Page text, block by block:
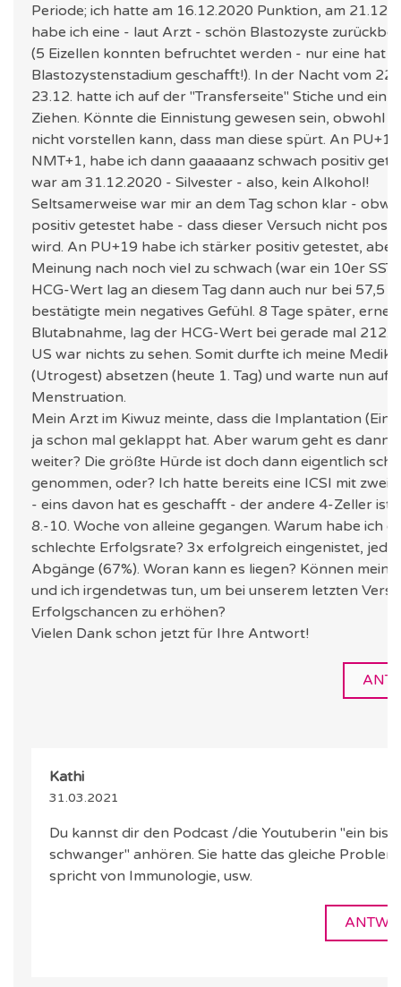
Periode; ich hatte am 16.12.2020 Punktion, am
habe ich eine - laut Arzt - schön Blastozyste
(5 Eizellen konnten befruchtet werden - nur eine hat
Blastozystenstadium geschafft!). In der Nacht vom 22.
23.12. hatte ich auf der "Transferseite" Stiche und ein
Ziehen. Könnte die Einnistung gewesen sein, obwohl
nicht vorstellen kann, dass man diese spürt. An
NMT+1, habe ich dann gaaaaanz schwach positiv
war am 31.12.2020 - Silvester - also, kein Alkohol!
Seltsamerweise war mir an dem Tag schon klar -
positiv getestet habe - dass dieser Versuch nicht
wird. An PU+19 habe ich stärker positiv getestet,
Meinung nach noch viel zu schwach (war ein 10er
HCG-Wert lag an diesem Tag dann auch nur bei 57,5 -
bestätigte mein negatives Gefühl. 8 Tage später,
Blutabnahme, lag der HCG-Wert bei gerade mal 212.
US war nichts zu sehen. Somit durfte ich meine
(Utrogest) absetzen (heute 1. Tag) und warte nun auf
Menstruation.
Mein Arzt im Kiwuz meinte, dass die Implantation
ja schon mal geklappt hat. Aber warum geht es dann
weiter? Die größte Hürde ist doch dann eigentlich
genommen, oder? Ich hatte bereits eine ICSI mit zwei
- eins davon hat es geschafft - der andere 4-Zeller ist
8.-10. Woche von alleine gegangen. Warum habe ich
schlechte Erfolgsrate? 3x erfolgreich eingenistet,
Abgänge (67%). Woran kann es liegen? Können mein
und ich irgendetwas tun, um bei unserem letzten
Erfolgschancen zu erhöhen?
Vielen Dank schon jetzt für Ihre Antwort!
Kathi
31.03.2021
Du kannst dir den Podcast /die Youtuberin "ein
schwanger" anhören. Sie hatte das gleiche
spricht von Immunologie, usw.